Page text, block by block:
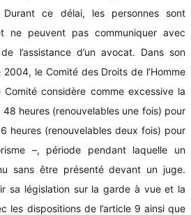
Durant ce délai, les personnes sont
ne peuvent pas communiquer avec
l’assistance d’un avocat. Dans son
le Comité des Droits de l’Homme
considère comme excessive la
heures (renouvelables une fois) pour
heures (renouvelables deux fois) pour
–, période pendant laquelle un
sans être présenté devant un juge.
sa législation sur la garde à vue et la
les dispositions de l’article 9 ainsi que